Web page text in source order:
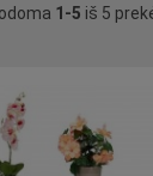
1-5 iš 5